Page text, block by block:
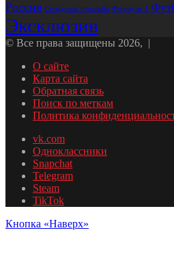
Россия Стендовая стрельба Формула-1
Эксклюзив
© Все права защищены 2026, |
О сайте
Карта сайта
Обратная связь
Поиск по меткам
Политика
vk.com
Одноклассники
Snapchat
Telegram
Steam
TikTok
Кнопка «Наверх»